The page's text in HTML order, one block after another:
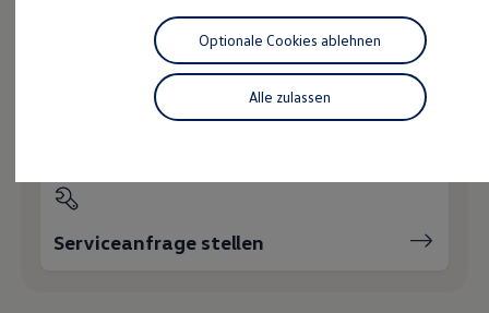
Lifestyle Shop
T-Roc Kollektion
Golf Kollektion
ID. Kollektion
Volkswagen Kollektion
R-Kollektion
Besitzer und Service
myVolkswagen
Software Updates
Servicetermin buchen
Serviceanfrage stellen
Alle zulassen
Optionale Cookies ablehnen